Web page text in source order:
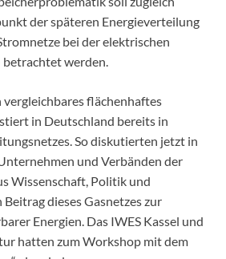
der späteren Energieverteilung
bei der elektrischen
betrachtet werden.
vergleichbares flächenhaftes
in Deutschland bereits in
So diskutierten jetzt in
und Verbänden der
Wissenschaft, Politik und
dieses Gasnetzes zur
Energien. Das IWES Kassel und
hatten zum Workshop mit dem